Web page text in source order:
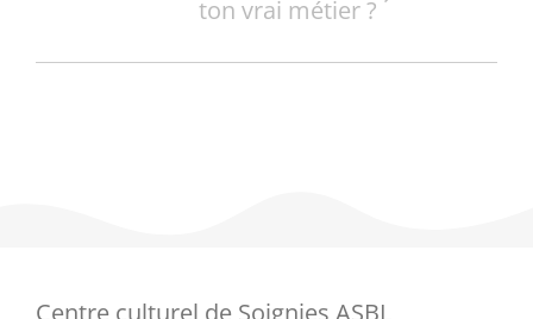
ton vrai métier ?
Centre culturel de Soignies ASBL